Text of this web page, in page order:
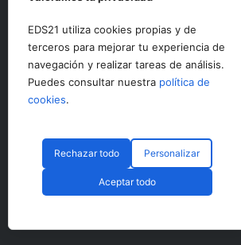
Otras secciones
Contacto
© CopyRight 2023 RRHHDigital
EDS21 utiliza cookies propias y de
terceros para mejorar tu experiencia de
navegación y realizar tareas de análisis.
Puedes consultar nuestra política de
cookies.
Rechazar todo Personalizar
Aceptar todo